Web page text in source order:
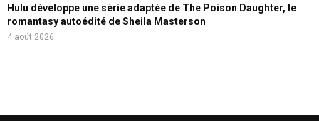
Hulu développe une série adaptée de The Poison Daughter, le
romantasy autoédité de Sheila Masterson
4 août 2026